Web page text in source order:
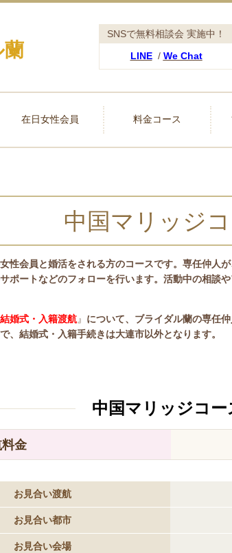
蘭
SNSで無料相談会 実施中！
LINE/ We Chat
在日女性会員 料金コース
中国マリッジ
性会員と婚活をされる方のコースです。専任仲人
ポートなどのフォローを行います。活動中の相談
結婚式・入籍渡航』 について、ブライダル蘭の専任
、結婚式・入籍手続きは大連市以外となります。
中国マリッジコー
金
お見合い渡航
お見合い都市
お見合い会場